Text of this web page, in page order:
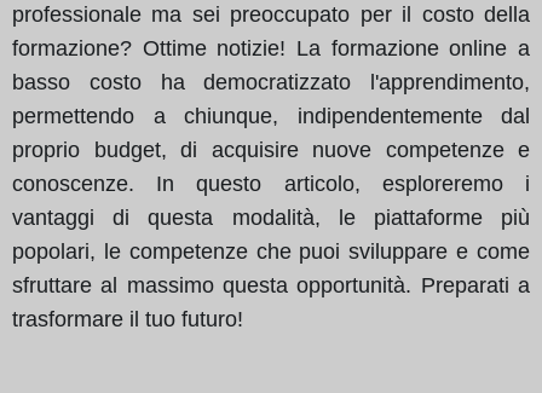
professionale ma sei preoccupato per il costo della
formazione? Ottime notizie! La formazione online a
basso costo ha democratizzato l'apprendimento,
permettendo a chiunque, indipendentemente dal
proprio budget, di acquisire nuove competenze e
conoscenze. In questo articolo, esploreremo i
vantaggi di questa modalità, le piattaforme più
popolari, le competenze che puoi sviluppare e come
sfruttare al massimo questa opportunità. Preparati a
trasformare il tuo futuro!